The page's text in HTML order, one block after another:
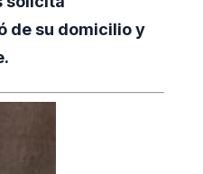
de su domicilio y